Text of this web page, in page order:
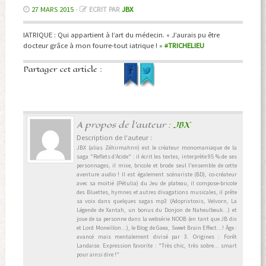
27 MARS 2015- ECRIT PAR JBX
IATRIQUE : Qui appartient à l’art du médecin. « J’aurais pu être
docteur grâce à mon fourre-tout iatrique ! » #TRICHELIEU
Partager cet article :
A propos de l'auteur :JBX
Description de l'auteur :
JBX (alias Zéhirmahnn) est le créateur monomaniaque de la
saga "Reflets d’Acide" : il écrit les textes, interprète 95 % de ses
personnages, il mixe, bricole et brode seul l'ensemble de cette
aventure audio ! Il est également scénariste (BD), co-créateur
avec sa moitié (Pétulia) du Jeu de plateau, il compose-bricole
des Bluettes, hymnes et autres divagations musicales, il prête
sa voix dans quelques sagas mp3 (Adoprixtoxis, Velvorn, La
Légende de Xantah, un bonus du Donjon de Naheulbeuk...) et
joue de sa personne dans la websérie NOOB (en tant que JB dix
et Lord Moneillon...), le Blog de Gaea, Sweet Brain Effect...! Âge :
avancé mais mentalement divisé par 3. Origines : Forêt
Landaise. Expression favorite : "Très chic, très sobre... smart
pour ainsi dire !"